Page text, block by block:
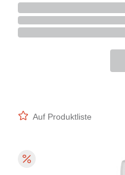
Auf Produktliste